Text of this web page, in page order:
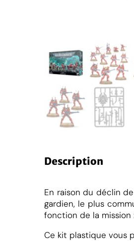
Description
En raison du déclin
gardien, le plus
fonction de la mission
Ce kit plastique vous